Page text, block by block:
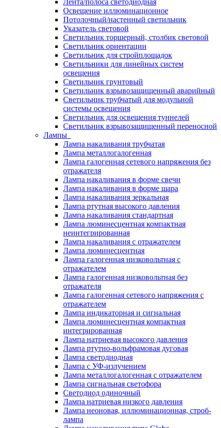
Лента/полоса светодиодная
Освещение иллюминационное
Потолочный/настенный светильник
Указатель световой
Светильник торшерный, столбик световой
Светильник ориентации
Светильник для стройплощадок
Светильники для линейных систем
освещения
Светильник грунтовый
Светильник взрывозащищенный аварийный
Светильник трубчатый для модульной
системы освещения
Светильник для освещения туннелей
Светильник взрывозащищенный переносной
Лампы
Лампа накаливания трубчатая
Лампа металлогалогенная
Лампа галогенная сетевого напряжения без
отражателя
Лампа накаливания в форме свечи
Лампа накаливания в форме шара
Лампа накаливания зеркальная
Лампа ртутная высокого давления
Лампа накаливания стандартная
Лампа люминесцентная компактная
неинтегрированная
Лампа накаливания с отражателем
Лампа люминесцентная
Лампа галогенная низковольтная с
отражателем
Лампа галогенная низковольтная без
отражателя
Лампа галогенная сетевого напряжения с
отражателем
Лампа индикаторная и сигнальная
Лампа люминесцентная компактная
интегрированная
Лампа натриевая высокого давления
Лампа ртутно-вольфрамовая дуговая
Лампа светодиодная
Лампа с УФ-излучением
Лампа металлогалогенная с отражателем
Лампа сигнальная светофора
Светодиод одиночный
Лампа натриевая низкого давления
Лампа неоновая, иллюминационная, строб-
лампа